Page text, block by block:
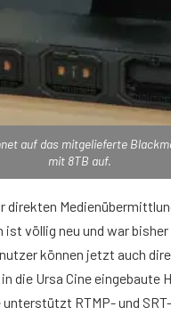
auf das mitgelieferte
mit 8TB auf.
direkten
ist völlig neu und war
können jetzt auch
die Ursa Cine eingebaute
RTMP- und